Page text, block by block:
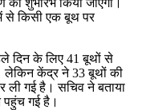
शुभारंभ किया जाएगा।
से किसी एक बूथ पर
दिन के लिए 41 बूथों से
लेकिन केंद्र ने 33 बूथों की
ली गई है। सचिव ने बताया
पहुंच गई है।